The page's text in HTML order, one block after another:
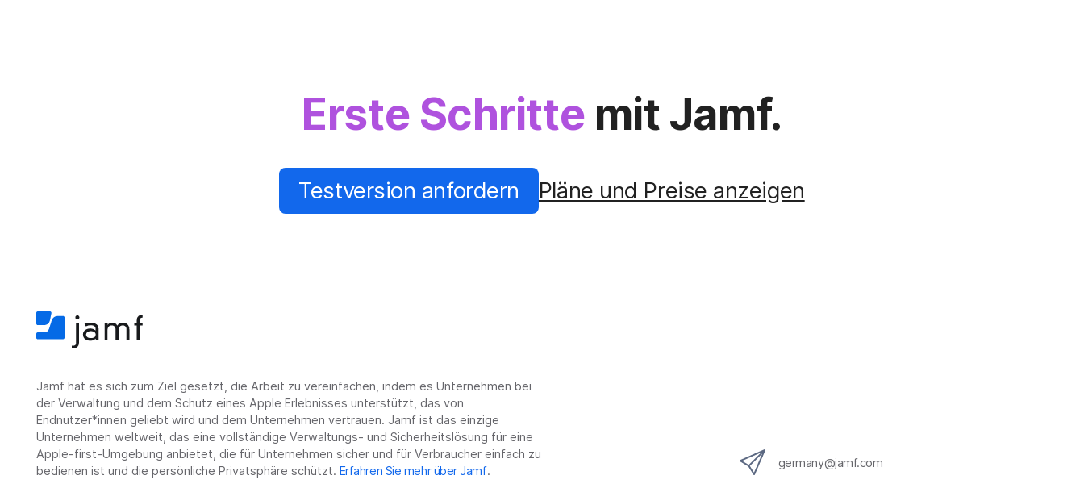
Erste Schritte mit Jamf.
Testversion anfordern Pläne und Preise anzeigen
Jamf hat es sich zum Ziel gesetzt, die Arbeit zu vereinfachen, indem es Unternehmen bei
der Verwaltung und dem Schutz eines Apple Erlebnisses unterstützt, das von
Endnutzer*innen geliebt wird und dem Unternehmen vertrauen. Jamf ist das einzige
Unternehmen weltweit, das eine vollständige Verwaltungs- und Sicherheitslösung für eine
Apple-first-Umgebung anbietet, die für Unternehmen sicher und für Verbraucher einfach zu
bedienen ist und die persönliche Privatsphäre schützt. Erfahren Sie mehr über Jamf.
germany@jamf.com